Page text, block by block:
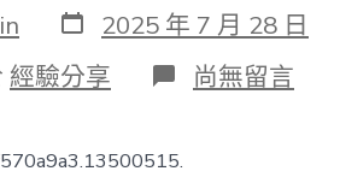
發
表
日
期
2025 年 7 月 28 日
經驗分享 在
〈熱
尚無留言